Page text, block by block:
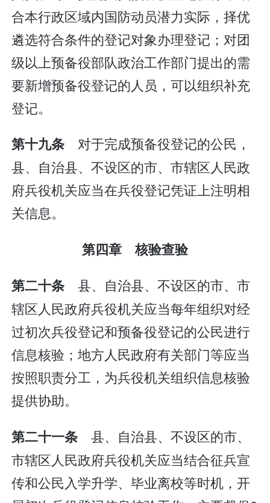
合本行政区域内国防动员潜力实际，择优
遴选符合条件的登记对象办理登记；对团
级以上预备役部队政治工作部门提出的需
要新增预备役登记的人员，可以组织补充
登记。
第十九条对于完成预备役登记的公民，
县、自治县、不设区的市、市辖区人民政
府兵役机关应当在兵役登记凭证上注明相
关信息。
第四章 核验查验
第二十条 县、自治县、不设区的市、市
辖区人民政府兵役机关应当每年组织对经
过初次兵役登记和预备役登记的公民进行
信息核验；地方人民政府有关部门等应当
按照职责分工，为兵役机关组织信息核验
提供协助。
第二十一条 县、自治县、不设区的市、
市辖区人民政府兵役机关应当结合征兵宣
传和公民入学升学、毕业离校等时机，开